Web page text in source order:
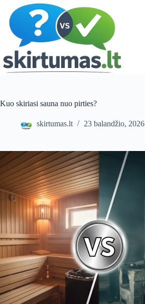
content
Kuo skiriasi sauna nuo pirties?
skirtumas.lt 23 balandžio, 2026